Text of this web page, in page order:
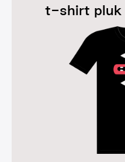
t-shirt pluk